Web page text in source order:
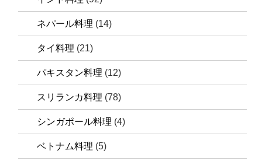
ネパール料理 (14)
タイ料理 (21)
パキスタン料理 (12)
スリランカ料理 (78)
シンガポール料理 (4)
ベトナム料理 (5)